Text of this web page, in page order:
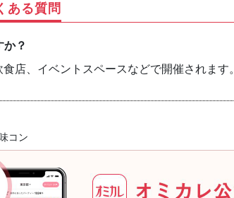
ある質問
？
店、イベントスペースなどで開催されます。
コン